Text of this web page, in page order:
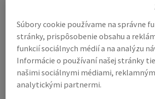
Lepiace pásky
Obálky
Strečové a zmršťovacie fólie
Viazacie pásky a ochranné hrany
Súbory cookie používame na správne
stránky, prispôsobenie obsahu a
funkcií sociálnych médií a na analýzu
Informácie o používaní našej stránky
našimi sociálnymi médiami,
analytickými partnermi.